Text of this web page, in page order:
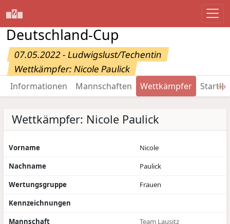
Deutschland-Cup
07.05.2022 - Ludwigslust/Techentin
Wettkämpfer: Nicole Paulick
Informationen Mannschaften Wettkämpfer →
Wettkämpfer: Nicole Paulick
Vorname
Nicole
Nachname
Paulick
Wertungsgruppe
Frauen
Kennzeichnungen
Mannschaft
Team Lausitz